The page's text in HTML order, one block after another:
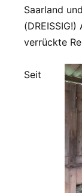
Saarland
verrückte
Seit